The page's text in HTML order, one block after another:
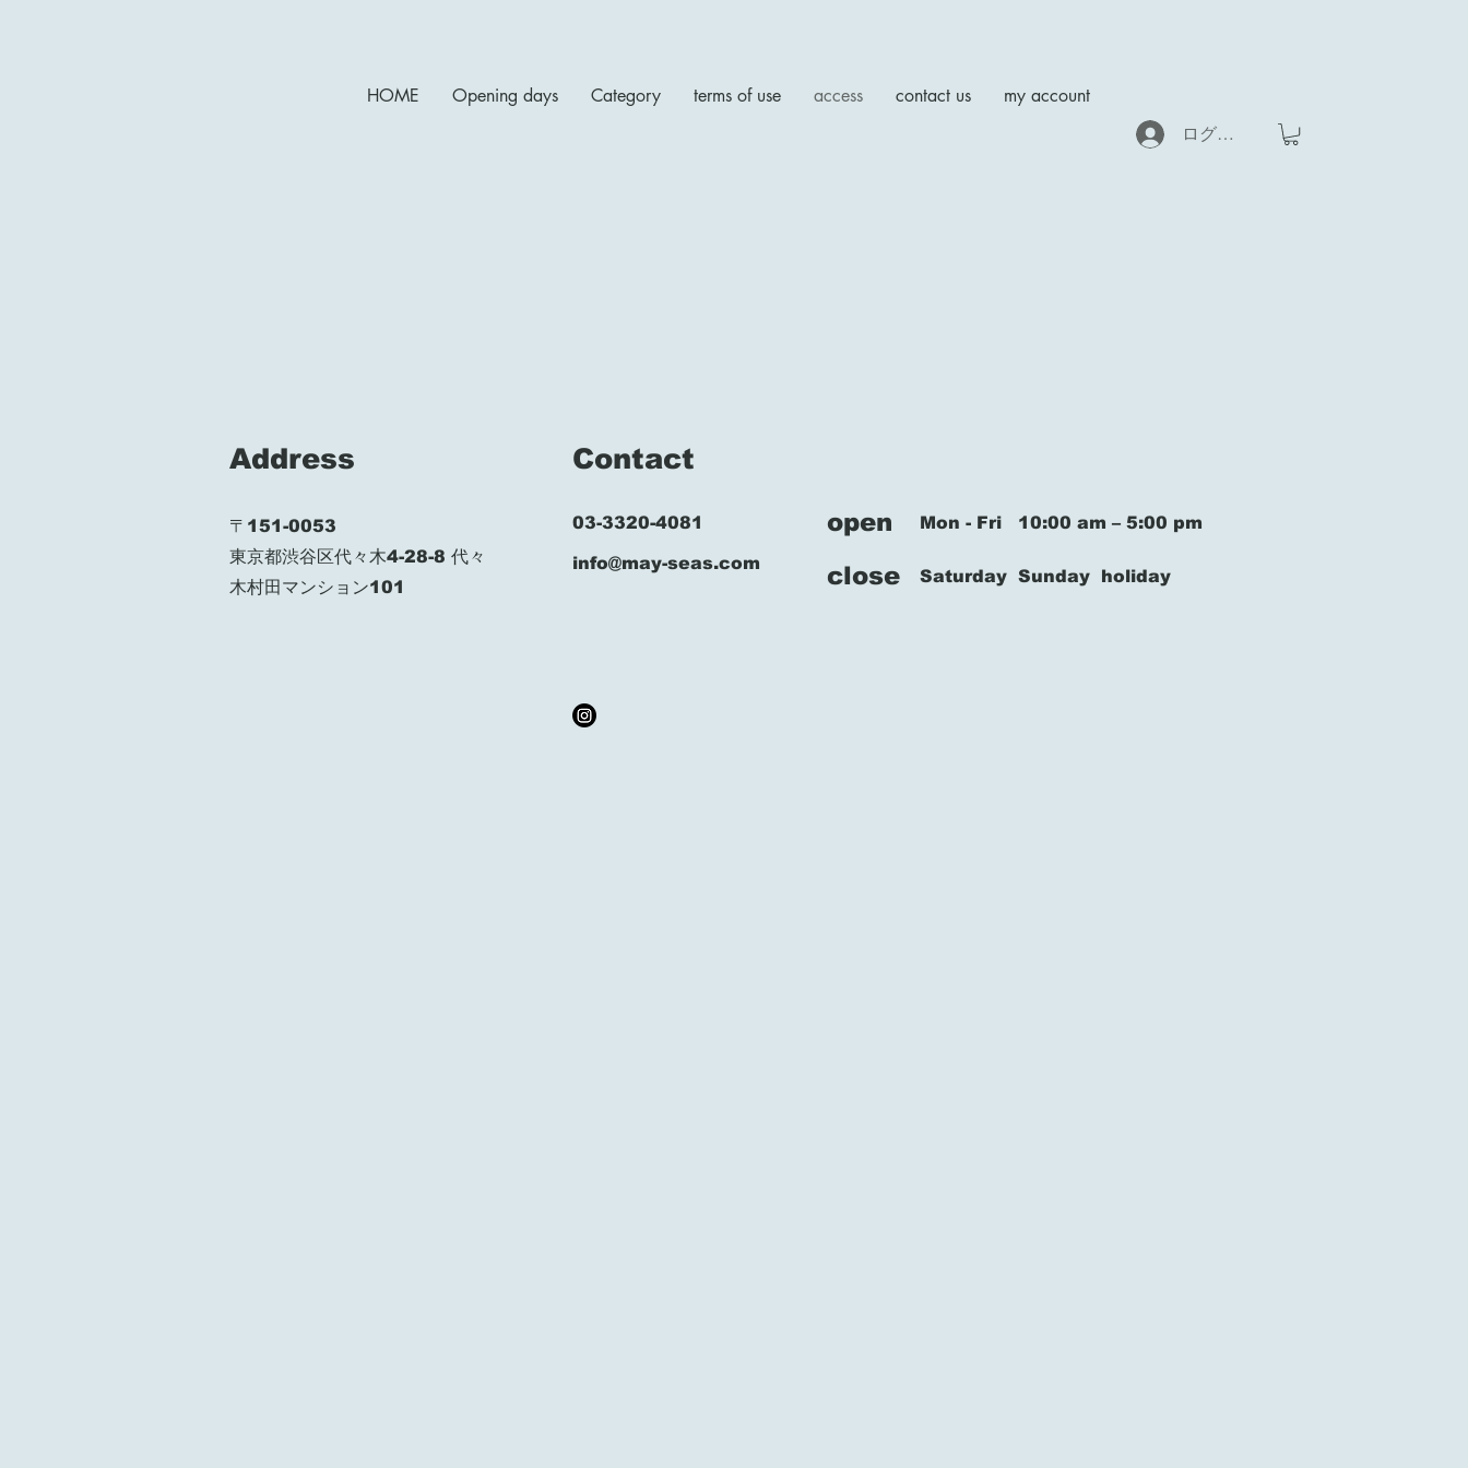
HOME Opening days Category terms of use access contact us
my account
ログイン
Address
〒151-0053
東京都渋谷区代々木4-28-8 代々
木村田マンション101
Contact
03-3320-4081 ​open Mon - Fri 10:00 am – 5:00 pm
info@may-seas.com ​close ​Saturday Sunday holiday